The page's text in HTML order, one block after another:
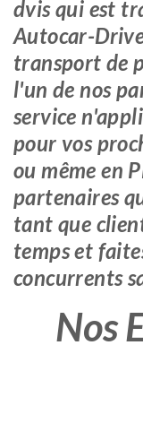
dvis qui est
Autocar-
transport de
l'un de nos
service
pour vos
ou même en
partenaires
tant que
temps et
concurrents
Nos